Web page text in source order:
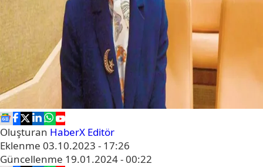
Oluşturan HaberX Editör
Eklenme 03.10.2023 - 17:26
Güncellenme 19.01.2024 - 00:22